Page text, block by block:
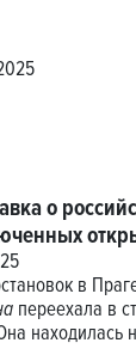
о
в
переехала в
находилась